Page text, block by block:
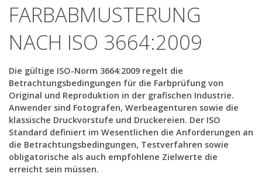
FARBABMUSTERUNG
NACH ISO 3664:2009
Die gültige ISO-Norm 3664:2009 regelt die
Betrachtungsbedingungen für die Farbprüfung von
Original und Reproduktion in der grafischen Industrie.
Anwender sind Fotografen, Werbeagenturen sowie die
klassische Druckvorstufe und Druckereien. Der ISO
Standard definiert im Wesentlichen die Anforderungen an
die Betrachtungsbedingungen, Testverfahren sowie
obligatorische als auch empfohlene Zielwerte die
erreicht sein müssen.